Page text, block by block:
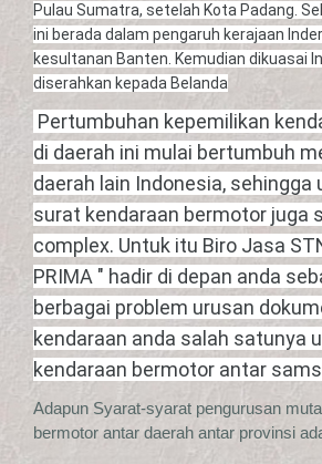
Pulau Sumatra, setelah Kota Padang.
ini berada dalam pengaruh kerajaan
kesultanan Banten. Kemudian dikuasai
diserahkan kepada Belanda
Pertumbuhan kepemilikan
di daerah ini mulai bertumbuh
daerah lain Indonesia, sehingga
surat kendaraan bermotor juga
complex. Untuk itu Biro Jasa
PRIMA " hadir di depan anda
berbagai problem urusan
kendaraan anda salah satunya
kendaraan bermotor antar
Adapun Syarat-syarat pengurusan
bermotor antar daerah antar provinsi